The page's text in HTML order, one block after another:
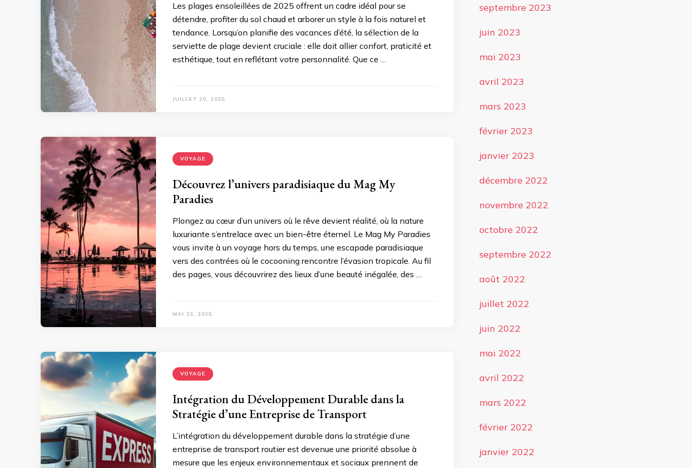
Les plages ensoleillées de 2025 offrent un cadre idéal pour se
détendre, profiter du sol chaud et arborer un style à la fois naturel et
tendance. Lorsqu’on planifie des vacances d’été, la sélection de la
serviette de plage devient cruciale : elle doit allier confort, praticité et
esthétique, tout en reflétant votre personnalité. Que ce …
JUILLET 20, 2025
VOYAGE
Découvrez l’univers paradisiaque du Mag My
Paradies
Plongez au cœur d’un univers où le rêve devient réalité, où la nature
luxuriante s’entrelace avec un bien-être éternel. Le Mag My Paradies
vous invite à un voyage hors du temps, une escapade paradisiaque
vers des contrées où le cocooning rencontre l’évasion tropicale. Au fil
des pages, vous découvrirez des lieux d’une beauté inégalée, des …
MAI 23, 2025
VOYAGE
Intégration du Développement Durable dans la
Stratégie d’une Entreprise de Transport
L’intégration du développement durable dans la stratégie d’une
entreprise de transport routier est devenue une priorité absolue à
mesure que les enjeux environnementaux et sociaux prennent de
septembre 2023
juin 2023
mai 2023
avril 2023
mars 2023
février 2023
janvier 2023
décembre 2022
novembre 2022
octobre 2022
septembre 2022
août 2022
juillet 2022
juin 2022
mai 2022
avril 2022
mars 2022
février 2022
janvier 2022